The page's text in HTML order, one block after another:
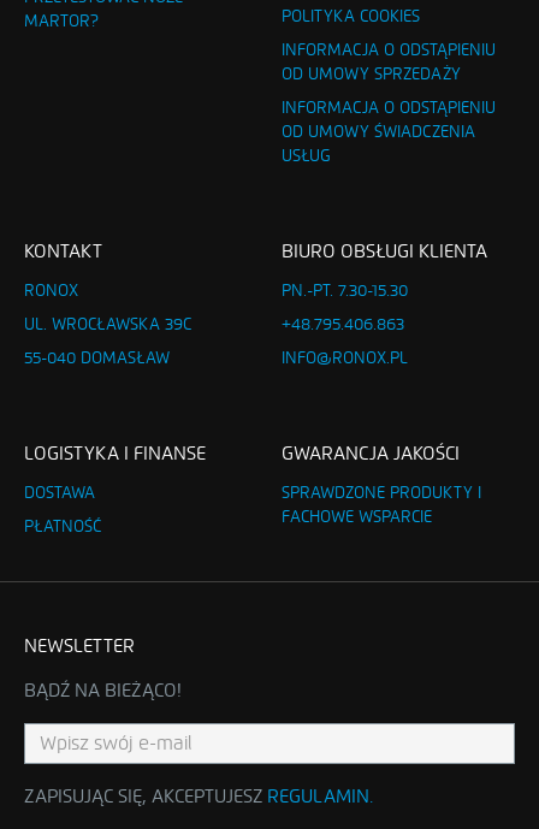
MARTOR?
POLITYKA COOKIES
INFORMACJA O ODSTĄPIENIU
OD UMOWY SPRZEDAŻY
INFORMACJA O ODSTĄPIENIU
OD UMOWY ŚWIADCZENIA
USŁUG
KONTAKT
RONOX
UL. WROCŁAWSKA 39C
55-040 DOMASŁAW
BIURO OBSŁUGI KLIENTA
PN.-PT. 7.30-15.30
+48.795.406.863
INFO@RONOX.PL
LOGISTYKA I FINANSE
DOSTAWA
PŁATNOŚĆ
GWARANCJA JAKOŚCI
SPRAWDZONE PRODUKTY I
FACHOWE WSPARCIE
NEWSLETTER
BĄDŹ NA BIEŻĄCO!
ZAPISUJĄC SIĘ, AKCEPTUJESZ REGULAMIN.